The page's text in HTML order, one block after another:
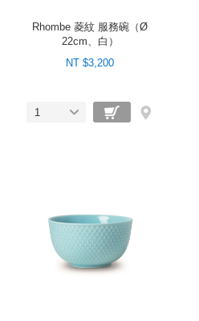
Rhombe 菱紋 服務碗（Ø
22cm、白）
NT $3,200
1